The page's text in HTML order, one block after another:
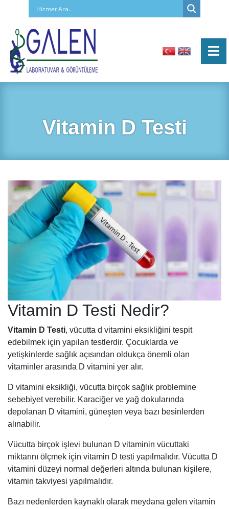
Vitamin D Testi
Vitamin D Testi Nedir?
Vitamin D Testi, vücutta d vitamini eksikliğini tespit
edebilmek için yapılan testlerdir. Çocuklarda ve
yetişkinlerde sağlık açısından oldukça önemli olan
vitaminler arasında D vitamini yer alır.
D vitamini eksikliği, vücutta birçok sağlık problemine
sebebiyet verebilir. Karaciğer ve yağ dokularında
depolanan D vitamini, güneşten veya bazı besinlerden
alınabilir.
Vücutta birçok işlevi bulunan D vitaminin vücuttaki
miktarını ölçmek için vitamin D testi yapılmalıdır. Vücutta D
vitamini düzeyi normal değerleri altında bulunan kişilere,
vitamin takviyesi yapılmalıdır.
Bazı nedenlerden kaynaklı olarak meydana gelen vitamin